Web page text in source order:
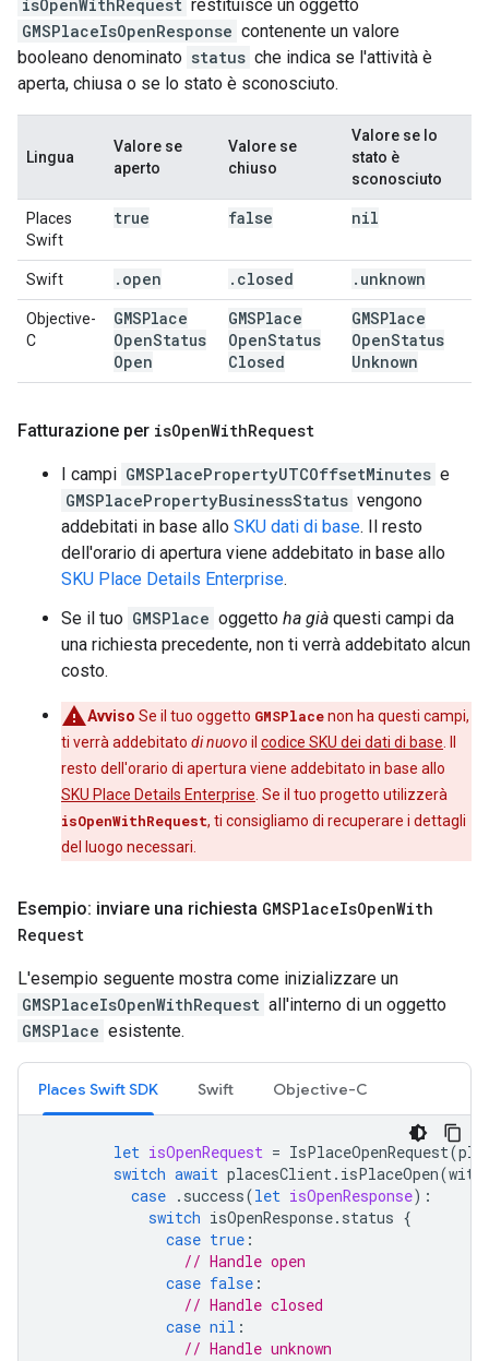
isOpenWithRequest restituisce un oggetto
GMSPlaceIsOpenResponse contenente un valore
booleano denominato status che indica se l'attività è
aperta, chiusa o se lo stato è sconosciuto.
Lingua
Valore se
aperto
Valore se
chiuso
Valore se lo
stato è
sconosciuto
Places
Swift
true false nil
Swift . open . closed . unknown
Objective-
C
GMSPlace
OpenStatus
Open
GMSPlace
OpenStatus
Closed
GMSPlace
OpenStatus
Unknown
Fatturazione per isOpenWithRequest
I campi GMSPlacePropertyUTCOffsetMinutes e
GMSPlacePropertyBusinessStatus vengono
addebitati in base allo SKU dati di base. Il resto
dell'orario di apertura viene addebitato in base allo
SKU Place Details Enterprise.
Se il tuo GMSPlace oggetto ha già questi campi da
una richiesta precedente, non ti verrà addebitato alcun
costo.
Avviso Se il tuo oggetto GMSPlacenon ha questi campi,
ti verrà addebitato di nuovo il codice SKU dei dati di base
resto dell'orario di apertura viene addebitato in base allo
SKU Place Details Enterprise . Se il tuo progetto utilizzerà
isOpenWithRequest, ti consigliamo di recuperare i dettagli
del luogo necessari.
Esempio: inviare una richiesta GMSPlaceIsOpenWith
Request
L'esempio seguente mostra come inizializzare un
GMSPlaceIsOpenWithRequest all'interno di un oggetto
GMSPlace esistente.
Places Swift SDK Swift Objective-C
let isOpenRequest = IsPlaceOpenRequest(
switch await placesClient. isPlaceOpen(with
case . success(let isOpenResponse):
switch isOpenResponse. status {
case true :
// Handle open
case false :
// Handle closed
case nil :
// Handle unknown